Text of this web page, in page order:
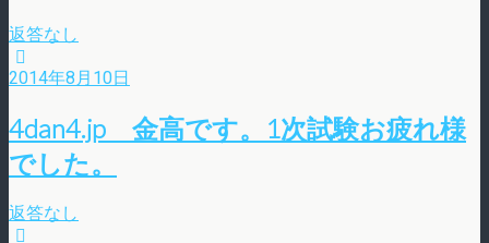
返答なし
2014年8月10日
4dan4.jp 金高です。1次試験お疲れ様
でした。
返答なし